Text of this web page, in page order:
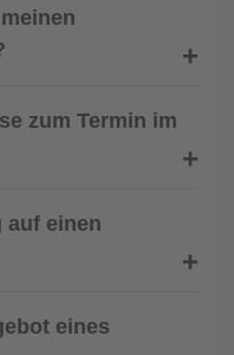
zum Termin im
auf einen
eines